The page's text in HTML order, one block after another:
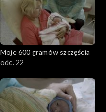
Moje 600 gramów szczęścia
odc. 22